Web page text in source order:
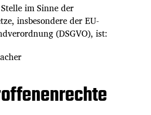
im Sinne der
insbesondere der EU-
(DSGVO), ist: